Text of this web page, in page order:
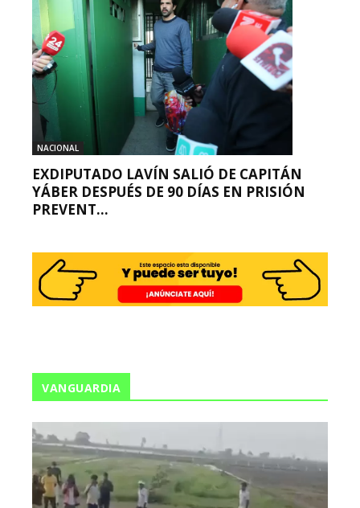
NACIONAL
EXDIPUTADO LAVÍN SALIÓ DE CAPITÁN
YÁBER DESPUÉS DE 90 DÍAS EN PRISIÓN
PREVENT...
VANGUARDIA